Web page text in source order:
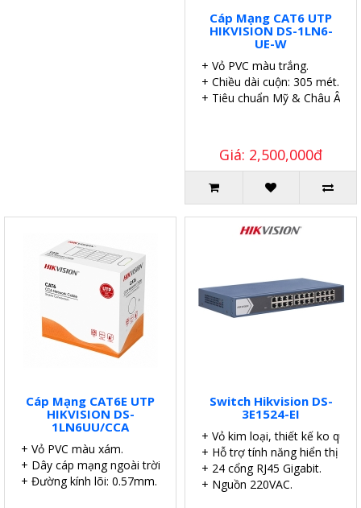
Cáp Mạng CAT6 UTP
HIKVISION DS-1LN6-
UE-W
+ Vỏ PVC màu trắng.
+ Chiều dài cuộn: 305 mét.
+ Tiêu chuẩn Mỹ & Châu Âu.
Giá: 2,500,000đ
Cáp Mạng CAT6E UTP
HIKVISION DS-
1LN6UU/CCA
+ Vỏ PVC màu xám.
+ Dây cáp mạng ngoài trời.
+ Đường kính lõi: 0.57mm.
Switch Hikvision DS-
3E1524-EI
+ Vỏ kim loại, thiết kế ko quạt.
+ Hỗ trợ tính năng hiển thị sơ
+ 24 cổng RJ45 Gigabit.
+ Nguồn 220VAC.